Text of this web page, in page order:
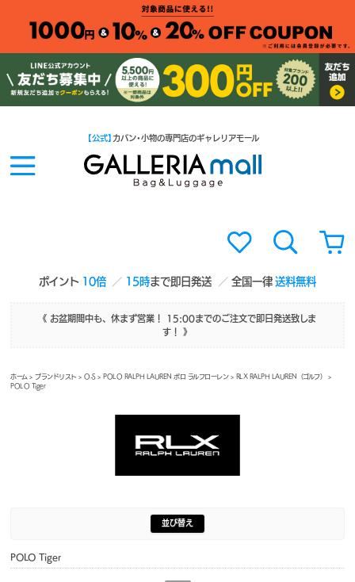
ポイント 10倍 15時まで即日発送 全国一律送料無料
【公式】 カバン・小物の専門店のギャレリアモール
《 お盆期間中も、休まず営業！ 15:00までのご注文で即日発送致しま
す！ 》
ホーム >ブランドリスト >O-S> POLO RALPH LAUREN ポロ ラルフローレン> RLX RALPH LAUREN（ゴルフ）
>
POLO Tiger
並び替え
POLO Tiger